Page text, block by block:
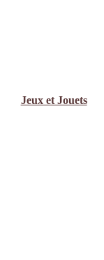
Jeux et Jouets